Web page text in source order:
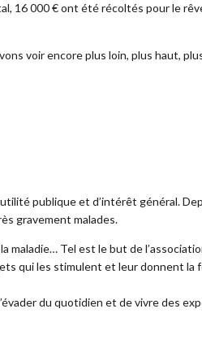
16 000 € ont été récoltés pour le
voir encore plus loin, plus haut,
publique et d’intérêt général.
gravement malades.
maladie… Tel est le but de
qui les stimulent et leur donnent la
du quotidien et de vivre des